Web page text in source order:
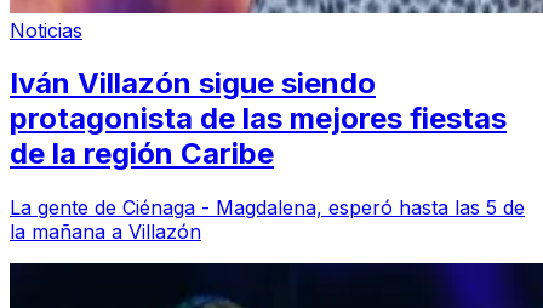
Noticias
Iván Villazón sigue siendo
protagonista de las mejores fiestas
de la región Caribe
La gente de Ciénaga - Magdalena, esperó hasta las 5 de
la mañana a Villazón